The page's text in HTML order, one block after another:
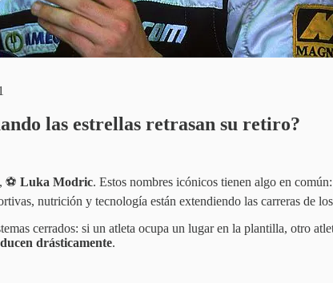
las estrellas retrasan su retiro?
, ⚽ Luka Modric. Estos nombres icónicos tienen algo en
nutrición y tecnología están extendiendo las carreras de
cerrados: si un atleta ocupa un lugar en la plantilla, otro
drásticamente.